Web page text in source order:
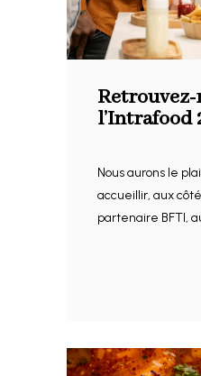
Retrouvez-
l’Intrafood
Nous aurons le
accueillir, aux
partenaire BFTI,